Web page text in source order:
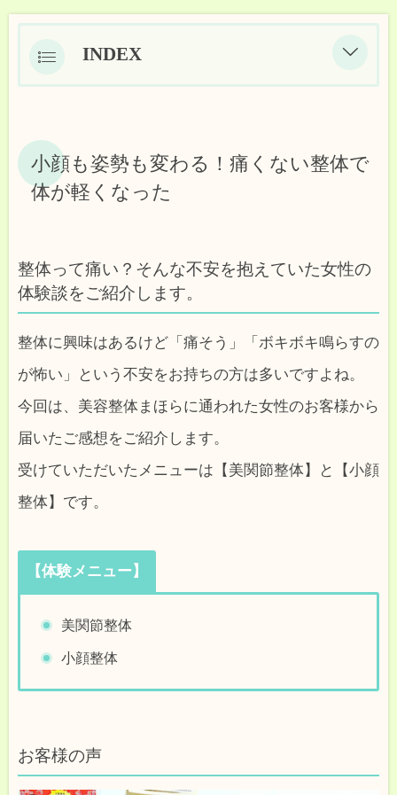
INDEX
整体って痛い？そんな不安を抱えていた
女性の体験談をご紹介します。
まほらの施術は、なぜここまで変化を感
じられるのか？
小顔も姿勢も変わる！痛くない整体で
体が軽くなった
整体って痛い？そんな不安を抱えていた女性の
体験談をご紹介します。
整体に興味はあるけど「痛そう」「ボキボキ鳴らすの
が怖い」という不安をお持ちの方は多いですよね。
今回は、美容整体まほらに通われた女性のお客様から
届いたご感想をご紹介します。
受けていただいたメニューは【美関節整体】と【小顔
整体】です。
【体験メニュー】
美関節整体
小顔整体
お客様の声